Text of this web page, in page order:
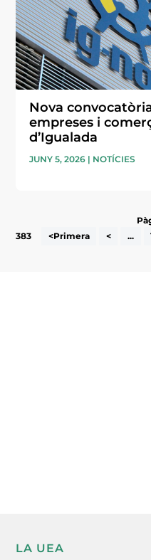
Nova
empreses i
d’Igualada
JUNY 5, 2026 | NOTÍCIES
383
<Primera < ...
LA UEA